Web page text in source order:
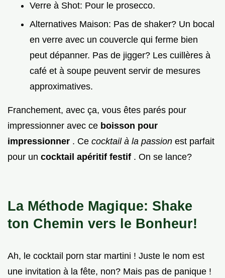
Verre à Shot: Pour le prosecco.
Alternatives Maison: Pas de shaker? Un bocal
en verre avec un couvercle qui ferme bien
peut dépanner. Pas de jigger? Les cuillères à
café et à soupe peuvent servir de mesures
approximatives.
Franchement, avec ça, vous êtes parés pour
impressionner avec ce boisson pour
impressionner . Ce cocktail à la passion est parfait
pour un cocktail apéritif festif . On se lance?
La Méthode Magique: Shake
ton Chemin vers le Bonheur!
Ah, le cocktail porn star martini ! Juste le nom est
une invitation à la fête, non? Mais pas de panique !